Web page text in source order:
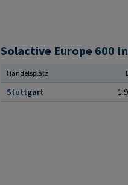
Solactive Europe 600
Handelsplatz
Stuttgart